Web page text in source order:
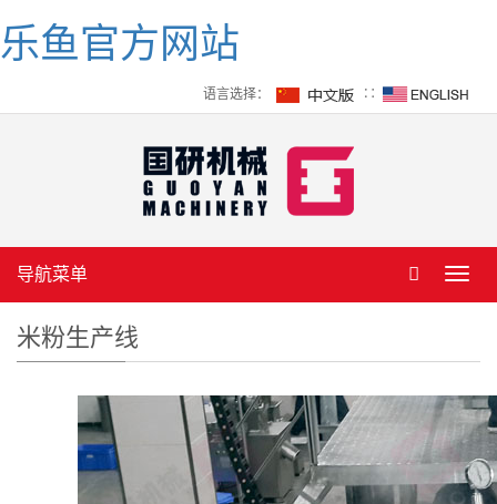
乐鱼官方网站
语言选择： ∷
导航菜单
米粉生产线